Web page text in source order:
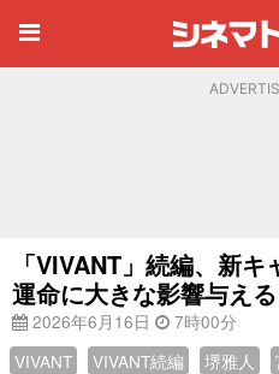
「VIVANT」続編、新
運命に大きな影響与える
2026年6月16日
7時00分
VIVANT
VIVANT続編 堺雅人